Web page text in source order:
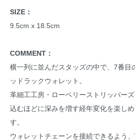
SIZE：
9.5cm x 18.5cm
COMMENT：
横一列に並んだスタッズの中で、7番目
ッドラックウォレット。
革細工工房・ローベリーストリッパー
込むほどに深みを増す経年変化を楽し
す。
ウォレットチェーンを接続できるよう